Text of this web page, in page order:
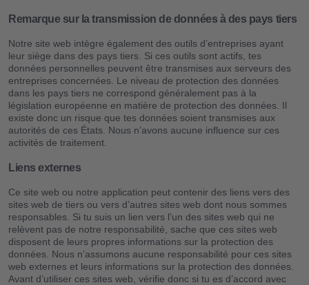
Remarque sur la transmission de données à des pays tiers
Notre site web intègre également des outils d’entreprises ayant
leur siège dans des pays tiers. Si ces outils sont actifs, tes
données personnelles peuvent être transmises aux serveurs des
entreprises concernées. Le niveau de protection des données
dans les pays tiers ne correspond généralement pas à la
législation européenne en matière de protection des données. Il
existe donc un risque que tes données soient transmises aux
autorités de ces États. Nous n’avons aucune influence sur ces
activités de traitement.
Liens externes
Ce site web ou notre application peut contenir des liens vers des
sites web de tiers ou vers d’autres sites web dont nous sommes
responsables. Si tu suis un lien vers l’un des sites web qui ne
relèvent pas de notre responsabilité, sache que ces sites web
disposent de leurs propres informations sur la protection des
données. Nous n’assumons aucune responsabilité pour ces sites
web externes et leurs informations sur la protection des données.
Avant d’utiliser ces sites web, vérifie donc si tu es d’accord avec